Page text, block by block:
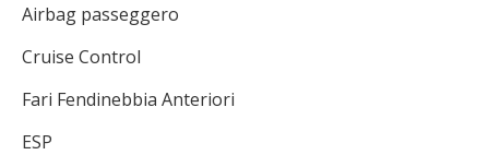
Airbag passeggero
Cruise Control
Fari Fendinebbia Anteriori
ESP